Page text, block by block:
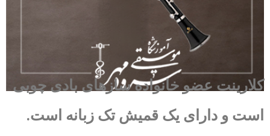
کلارینت عضو خانواده سازهای بادی چوبی
است و دارای یک قمیش تک زبانه است.